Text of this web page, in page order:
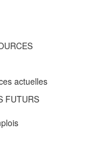
actuelles
FUTURS